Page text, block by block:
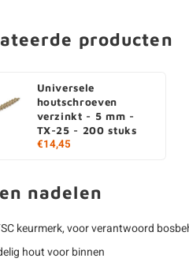
producten
Universele
houtschroeven
verzinkt - 5 mm -
TX-25 - 200 stuks
€14,45
nadelen
keurmerk, voor verantwoord
hout voor binnen